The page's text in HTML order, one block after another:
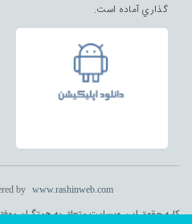
گذاري آماده است.
by www.rashinweb.com
کلیه حقوق این وبسایت متعلق به همتگران